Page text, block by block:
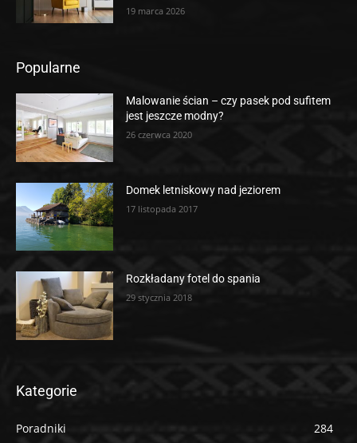
19 marca 2026
Popularne
Malowanie ścian – czy pasek pod sufitem
jest jeszcze modny?
26 czerwca 2020
Domek letniskowy nad jeziorem
17 listopada 2017
Rozkładany fotel do spania
29 stycznia 2018
Kategorie
Poradniki
284